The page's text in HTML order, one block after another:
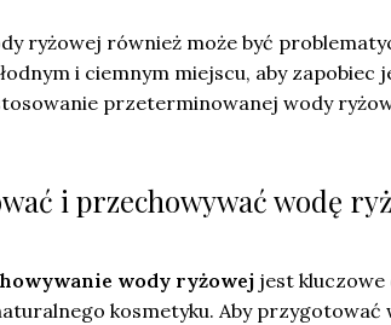
ryżowej również może być
i ciemnym miejscu, aby zapobiec
przeterminowanej wody
i przechowywać wodę
wody ryżowej jest kluczowe
kosmetyku. Aby przygotować